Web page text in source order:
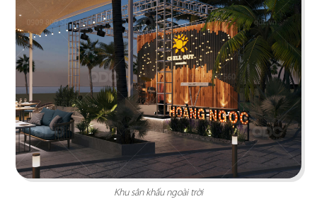
Chi tiết
Khu sân khấu ngoài trời